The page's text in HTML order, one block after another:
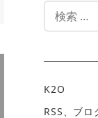
検
K2O
RSS、ブ